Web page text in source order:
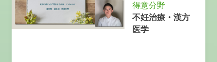
得意分野
不妊治療・漢方
医学